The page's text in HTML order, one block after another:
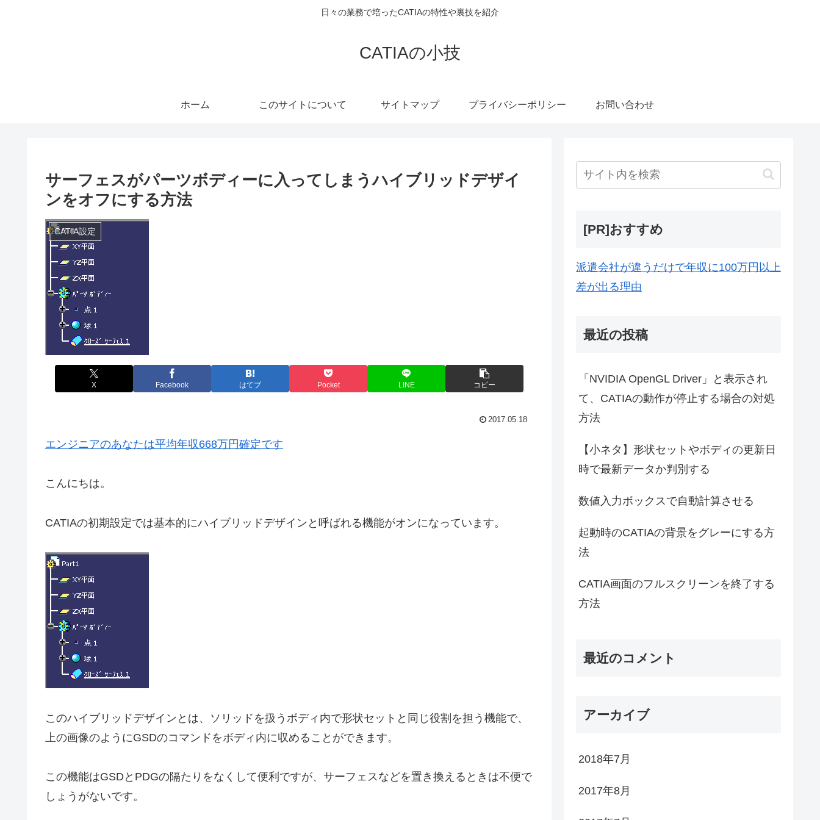
日々の業務で培ったCATIAの特性や裏技を紹介
CATIAの小技
ホーム このサイトについて サイトマップ プライバシーポリシー お問い合わせ
サーフェスがパーツボディーに入ってしまうハイブリッドデザイ
ンをオフにする方法
CATIA設定
X Facebook はてブ Pocket LINE コピー
2017.05.18
エンジニアのあなたは平均年収668万円確定です
こんにちは。
CATIAの初期設定では基本的にハイブリッドデザインと呼ばれる機能がオンになっています。
このハイブリッドデザインとは、ソリッドを扱うボディ内で形状セットと同じ役割を担う機能で、
上の画像のようにGSDのコマンドをボディ内に収めることができます。
この機能はGSDとPDGの隔たりをなくして便利ですが、サーフェスなどを置き換えるときは不便で
しょうがないです。
[PR]おすすめ
派遣会社が違うだけで年収に100万円以上
差が出る理由
最近の投稿
「NVIDIA OpenGL Driver」と表示され
て、CATIAの動作が停止する場合の対処
方法
【小ネタ】形状セットやボディの更新日
時で最新データか判別する
数値入力ボックスで自動計算させる
起動時のCATIAの背景をグレーにする方
法
CATIA画面のフルスクリーンを終了する
方法
最近のコメント
アーカイブ
2018年7月
2017年8月